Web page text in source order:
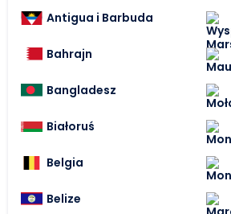
Antigua i Barbuda
Bahrajn
Bangladesz
Białoruś
Belgia
Belize